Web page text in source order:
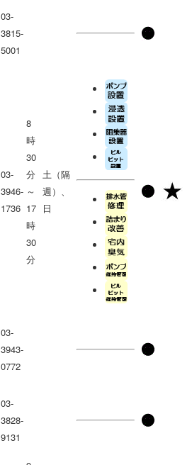
03-
3815-
5001
03-
3946-
1736
8
時
30
分
～
17
時
30
分
土（隔
週）、
日
03-
3943-
0772
03-
3828-
9131